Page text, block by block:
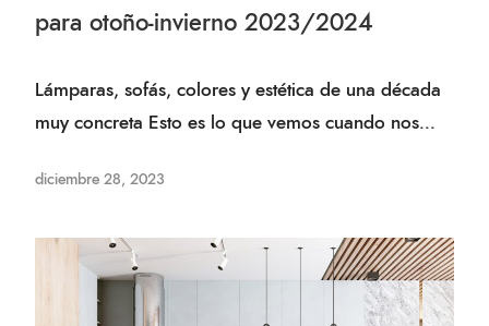
para otoño-invierno 2023/2024
Lámparas, sofás, colores y estética de una década
muy concreta Esto es lo que vemos cuando nos...
diciembre 28, 2023